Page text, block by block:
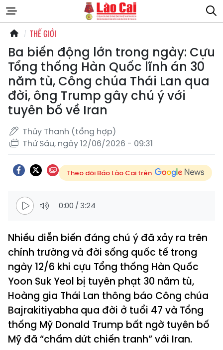
THẾ GIỚI
Ba biến động lớn trong ngày: Cựu
Tổng thống Hàn Quốc lĩnh án 30
năm tù, Công chúa Thái Lan qua
đời, ông Trump gây chú ý với
tuyên bố về Iran
Thủy Thanh (tổng hợp)
Thứ Sáu, ngày 12/06/2026 - 09:31
Theo dõi Báo Lào Cai trên
0:00 /3:24
Nhiều diễn biến đáng chú ý đã xảy ra trên
chính trường và đời sống quốc tế trong
ngày 12/6 khi cựu Tổng thống Hàn Quốc
Yoon Suk Yeol bị tuyên phạt 30 năm tù,
Hoàng gia Thái Lan thông báo Công chúa
Bajrakitiyabha qua đời ở tuổi 47 và Tổng
thống Mỹ Donald Trump bất ngờ tuyên bố
Mỹ đã “chấm dứt chiến tranh” với Iran.